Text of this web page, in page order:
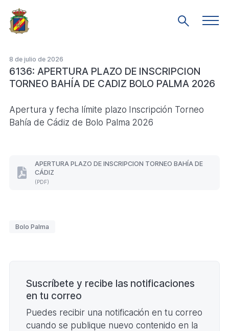
Saltar
al
contenido
Mostrar
8 de julio de 2026
6136: APERTURA PLAZO DE INSCRIPCION
TORNEO BAHÍA DE CADIZ BOLO PALMA 2026
Apertura y fecha límite plazo Inscripción Torneo
Bahía de Cádiz de Bolo Palma 2026
APERTURA PLAZO DE INSCRIPCION TORNEO BAHÍA DE
CÁDIZ
(PDF)
APERTURA
PLAZO
DE
Bolo Palma
Suscríbete y recibe las notificaciones
en tu correo
Puedes recibir una notificación en tu correo
cuando se publique nuevo contenido en la